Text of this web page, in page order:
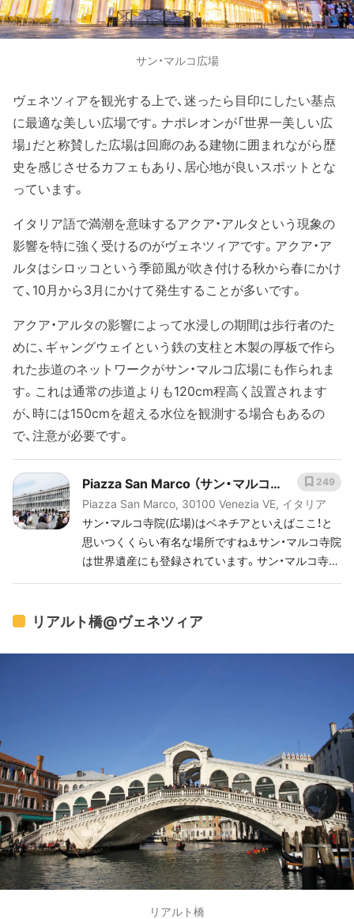
サン・マルコ広場
ヴェネツィアを観光する上で、迷ったら目印にしたい基点
に最適な美しい広場です。ナポレオンが「世界一美しい広
場」だと称賛した広場は回廊のある建物に囲まれながら歴
史を感じさせるカフェもあり、居心地が良いスポットとな
っています。
イタリア語で満潮を意味するアクア・アルタという現象の
影響を特に強く受けるのがヴェネツィアです。アクア・ア
ルタはシロッコという季節風が吹き付ける秋から春にかけ
て、10月から3月にかけて発生することが多いです。
アクア・アルタの影響によって水浸しの期間は歩行者のた
めに、ギャングウェイという鉄の支柱と木製の厚板で作ら
れた歩道のネットワークがサン・マルコ広場にも作られま
す。これは通常の歩道よりも120cm程高く設置されます
が、時には150cmを超える水位を観測する場合もあるの
で、注意が必要です。
Piazza San Marco （サン・マルコ広
場）
Piazza San Marco, 30100 Venezia VE, イタリア
サン・マルコ寺院(広場)はベネチアといえばここ！と
思いつくくらい有名な場所ですね⚓️サン・マルコ寺院
は世界遺産にも登録されています。サン・マルコ寺院
249
リアルト橋@ヴェネツィア
リアルト橋